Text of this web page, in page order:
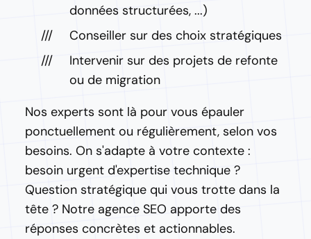
données structurées, ...)
Conseiller sur des choix stratégiques
Intervenir sur des projets de refonte
ou de migration
Nos experts sont là pour vous épauler
ponctuellement ou régulièrement, selon vos
besoins. On s'adapte à votre contexte :
besoin urgent d'expertise technique ?
Question stratégique qui vous trotte dans la
tête ? Notre agence SEO apporte des
réponses concrètes et actionnables.